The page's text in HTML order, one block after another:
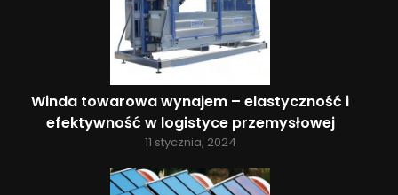
Winda towarowa wynajem – elastyczność i
efektywność w logistyce przemysłowej
11 stycznia, 2024